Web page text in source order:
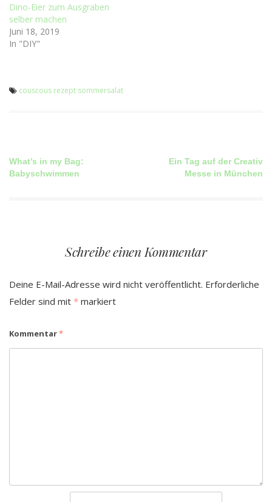
Dino-Eier zum Ausgraben
selber machen
Juni 18, 2019
In "DIY"
couscous rezept sommersalat
Beitragsnavigation
What’s in my Bag:
Babyschwimmen
Ein Tag auf der Creativ
Messe in München
Schreibe einen Kommentar
Deine E-Mail-Adresse wird nicht veröffentlicht. Erforderliche
Felder sind mit * markiert
Kommentar*